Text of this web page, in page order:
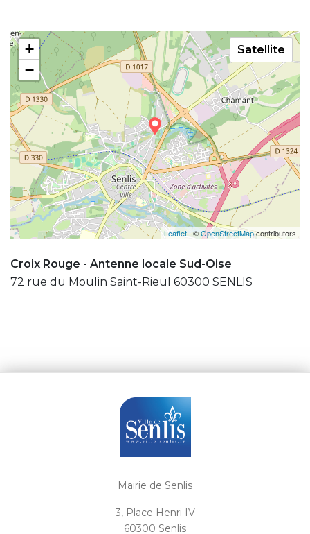
+
−
Leaflet | ©OpenStreetMapcontributors
Satellite
Croix Rouge - Antenne locale Sud-Oise
72 rue du Moulin Saint-Rieul 60300 SENLIS
Mairie de Senlis
3, Place Henri IV
60300 Senlis